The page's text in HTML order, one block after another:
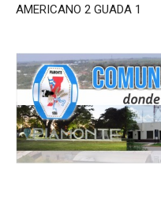
AMERICANO 2 GUADA 1